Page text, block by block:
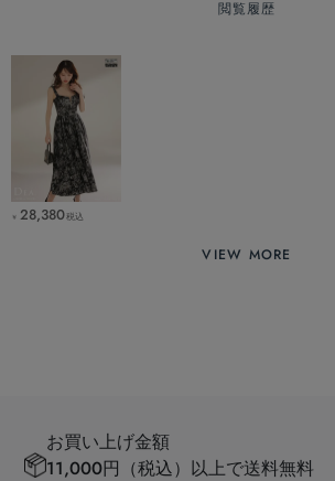
閲覧履歴
￥ 28,380税込
VIEW MORE
お買い上げ金額
11,000円（税込）以上で送料無料